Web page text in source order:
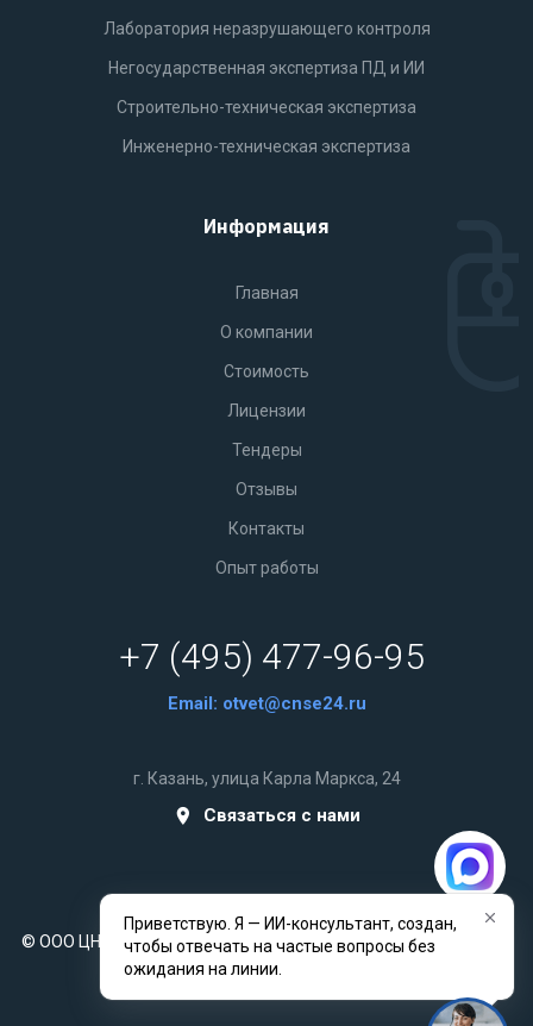
Лаборатория неразрушающего контроля
Негосударственная экспертиза ПД и ИИ
Строительно-техническая экспертиза
Инженерно-техническая экспертиза
Информация
Главная
О компании
Стоимость
Лицензии
Тендеры
Отзывы
Контакты
Опыт работы
+7 (495) 477-96-95
Email: otvet@cnse24.ru
г. Казань, улица Карла Маркса, 24
Связаться с нами
© ООО ЦНСЭ 2014-2026 © Все права защищены. Разработано
indev24.ru
Приветствую. Я — ИИ-консультант, создан,
чтобы отвечать на частые вопросы без
ожидания на линии.